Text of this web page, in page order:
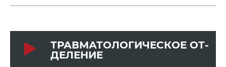
ТРАВ­МА­ТО­ЛО­ГИ­ЧЕ­СКОЕ ОТ­
ДЕ­ЛЕ­НИЕ